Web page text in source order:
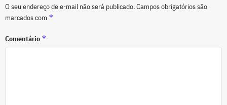
O seu endereço de e-mail não será publicado.Campos obrigatórios são
marcados com *
Comentário *